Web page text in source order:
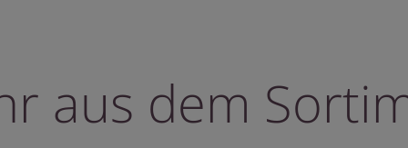
aus dem